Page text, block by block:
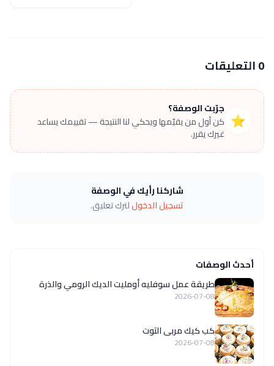
0 التعليقات
⭐
جرّبت الوصفة؟
كن أول من يقيّمها ويحكي لنا النتيجة — تقييمك يساعد
غيرك يقرر.
شاركنا رأيك في الوصفة
تسجيل الدخوللترك تعليق.
أحدث الوصفات
طريقة عمل سوفليه أومليت الديك الرومي والذرة
2026-07-08
كب كيك مربى التوت
2026-07-08